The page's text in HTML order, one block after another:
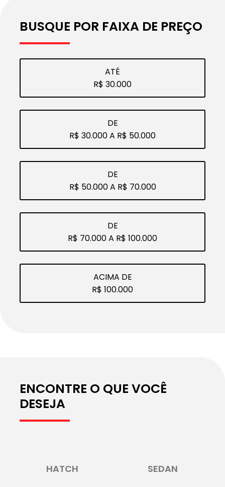
BUSQUE POR FAIXA DE PREÇO
ATÉ
R$ 30.000
DE
R$ 30.000 A R$ 50.000
DE
R$ 50.000 A R$ 70.000
DE
R$ 70.000 A R$ 100.000
ACIMA DE
R$ 100.000
ENCONTRE O QUE VOCÊ
DESEJA
HATCH SEDAN